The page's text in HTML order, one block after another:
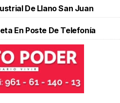
De Llano San Juan
En Poste De Telefonía